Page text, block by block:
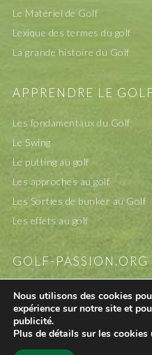
Le Matériel de Golf
Lexique des termes du golf
La grande histoire du Golf
APPRENDRE LE
Les fondamentaux du Golf
Le Swing
Le putting au golf
Les approches au golf
Les Sorties de bunker au Golf
Les effets au golf
GOLF-PASSION.ORG
A propos
Mentions légales
Contact
Nous utilisons des cookies
expérience sur notre site et
publicité.
Plus de détails sur les